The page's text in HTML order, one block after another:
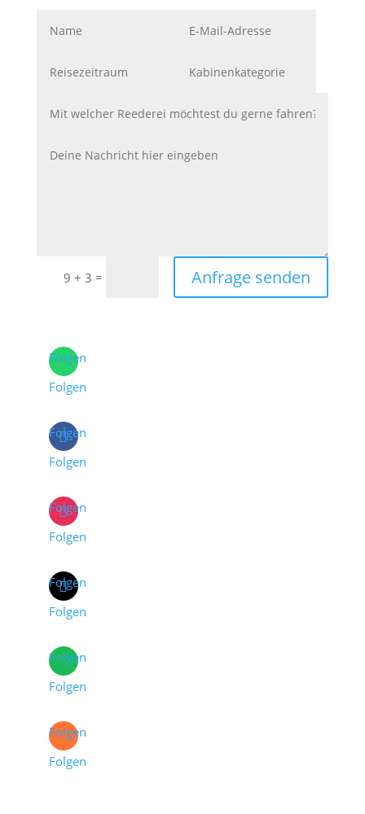
9 + 3 = Anfrage senden
Folgen
Folgen
Folgen
Folgen
Folgen
Folgen
Folgen
Folgen
Folgen
Folgen
Folgen
Folgen